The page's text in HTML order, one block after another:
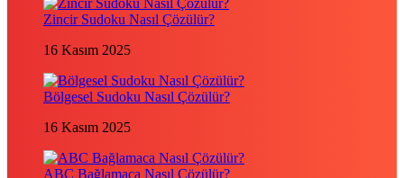
Zincir Sudoku Nasıl Çözülür?
16 Kasım 2025
Bölgesel Sudoku Nasıl Çözülür?
16 Kasım 2025
ABC Bağlamaca Nasıl Çözülür?